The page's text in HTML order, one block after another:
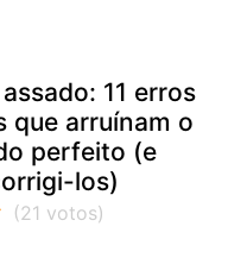
11 erros
que arruínam o
perfeito (e
los)